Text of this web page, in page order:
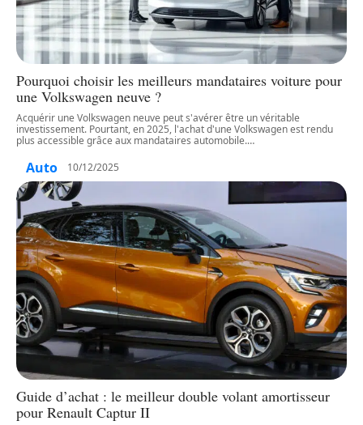
Pourquoi choisir les meilleurs mandataires voiture pour
une Volkswagen neuve ?
Acquérir une Volkswagen neuve peut s'avérer être un véritable
investissement. Pourtant, en 2025, l'achat d'une Volkswagen est rendu
plus accessible grâce aux mandataires automobile.…
Auto 10/12/2025
Guide d’achat : le meilleur double volant amortisseur
pour Renault Captur II